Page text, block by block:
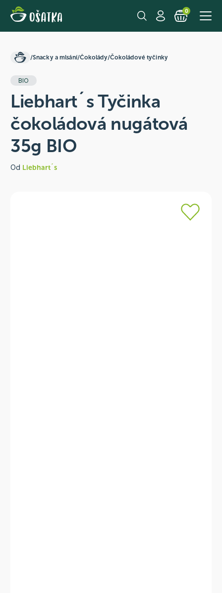
0
/Snacky a mlsání/Čokolády/Čokoládové tyčinky
BIO
Liebhart´s Tyčinka
čokoládová nugátová
35g BIO
Od Liebhart´s